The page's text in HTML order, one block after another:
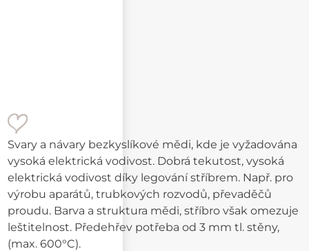
Svary a návary bezkyslíkové mědi, kde je vyžadována
vysoká elektrická vodivost. Dobrá tekutost, vysoká
elektrická vodivost díky legování stříbrem. Např. pro
výrobu aparátů, trubkových rozvodů, převaděčů
proudu. Barva a struktura mědi, stříbro však omezuje
leštitelnost. Předehřev potřeba od 3 mm tl. stěny,
(max. 600°C).